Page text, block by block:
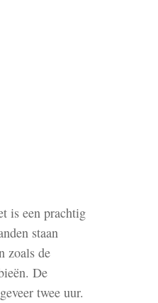
is een prachtig
staan
zoals de
De
twee uur.